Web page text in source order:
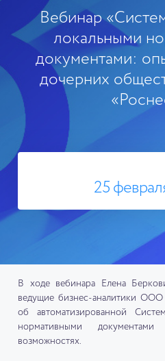
Вебинар
локальными
документами:
дочерних
25
В ходе вебинара Елена
ведущие бизнес-аналитики ООО
об автоматизированной
нормативными
возможностях.